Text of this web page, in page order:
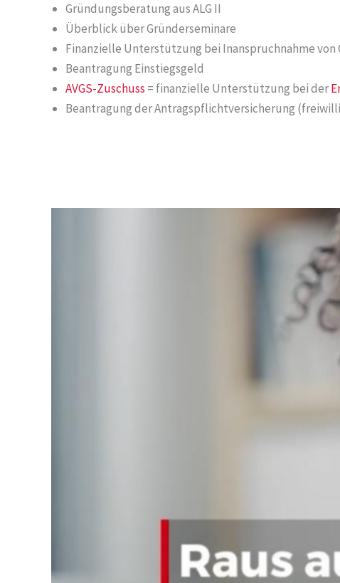
Gründungsberatung aus ALG II
Überblick über Gründerseminare
Finanzielle Unterstützung bei Inanspruchnahme von
Beantragung Einstiegsgeld
AVGS-Zuschuss = finanzielle Unterstützung bei der
Beantragung der Antragspflichtversicherung